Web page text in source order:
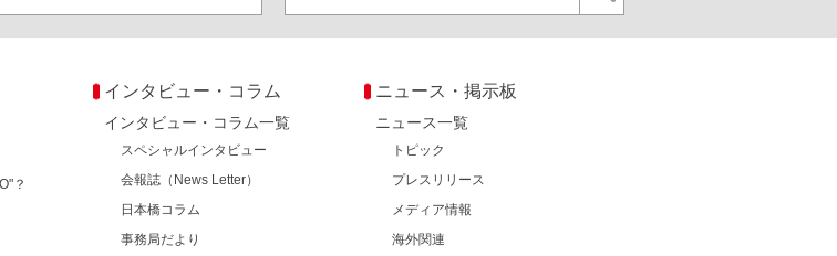
？
インタビュー・コラム
インタビュー・コラム一覧
スペシャルインタビュー
会報誌（News Letter）
日本橋コラム
事務局だより
ニュース・掲示板
ニュース一覧
トピック
プレスリリース
メディア情報
海外関連